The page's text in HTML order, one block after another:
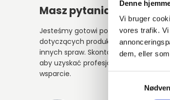
Denne
Vi bruger
vores trafik.
dem, eller
Masz pytania?
Jesteśmy gotowi pomóc w kwestiach
dotyczących produktów, usług lub
innych spraw. Skontaktuj się z nami,
aby uzyskać profesjonalne doradztwo i
wsparcie.